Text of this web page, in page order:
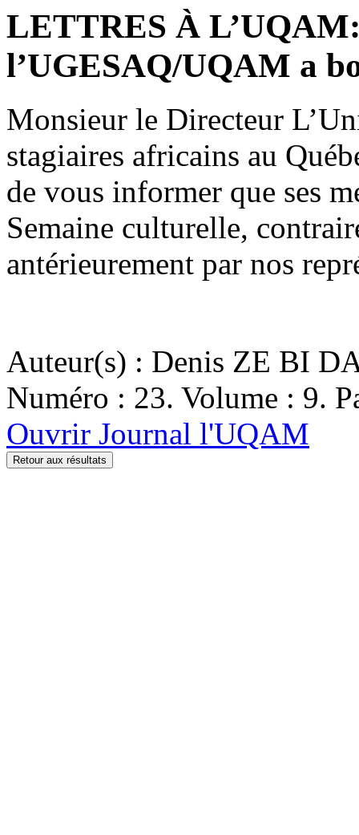
LETTRES À
l’UGESAQ/UQAM a
Monsieur le Directeur
stagiaires africains au
de vous informer que ses
Semaine culturelle,
antérieurement par nos
Auteur(s) : Denis ZE BI
Numéro : 23. Volume : 9.
Ouvrir Journal l'UQAM
Retour aux résultats